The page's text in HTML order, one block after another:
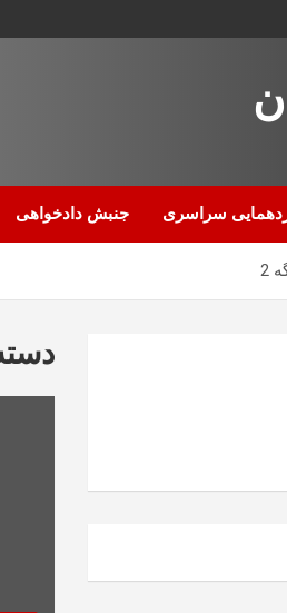
سراسری جنبش دادخواهی
2